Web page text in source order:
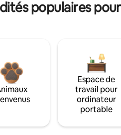
populaires
Espace de
travail pour
ordinateur
portable